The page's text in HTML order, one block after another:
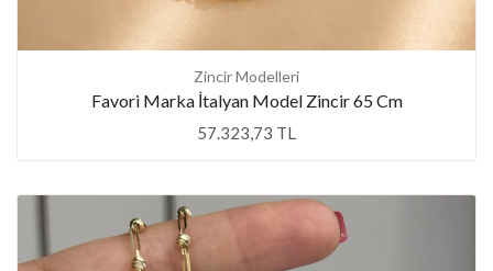
Zincir Modelleri
Favori Marka İtalyan Model Zincir 65 Cm
57.323,73 TL